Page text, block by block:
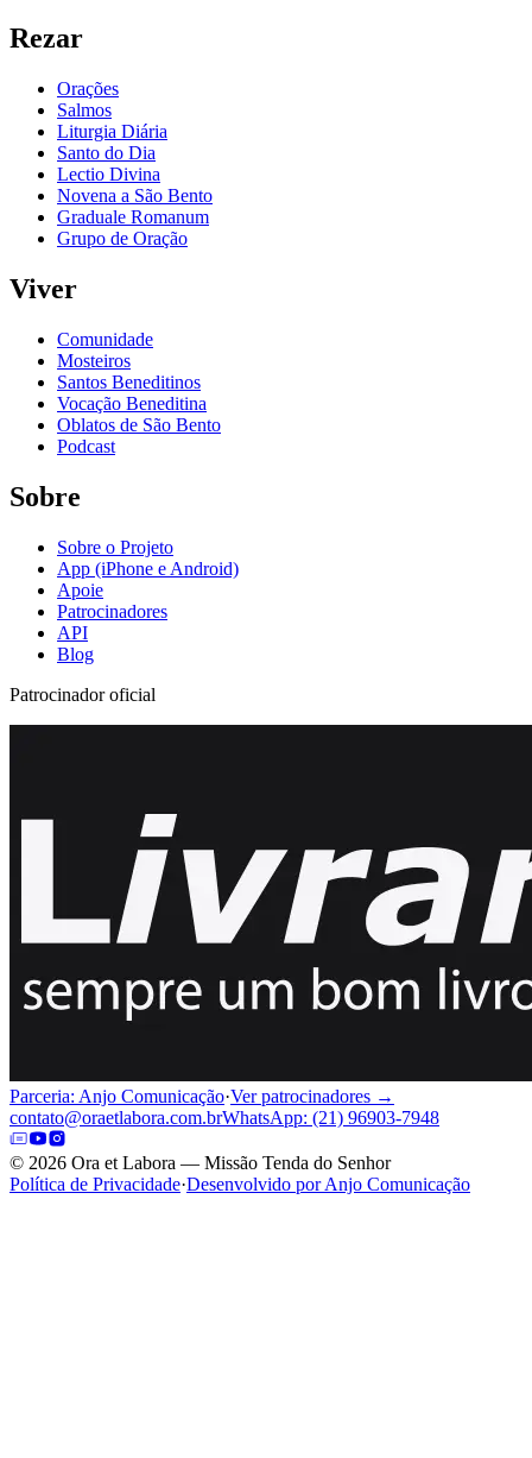
Rezar
Orações
Salmos
Liturgia Diária
Santo do Dia
Lectio Divina
Novena a São Bento
Graduale Romanum
Grupo de Oração
Viver
Comunidade
Mosteiros
Santos Beneditinos
Vocação Beneditina
Oblatos de São Bento
Podcast
Sobre
Sobre o Projeto
App (iPhone e Android)
Apoie
Patrocinadores
API
Blog
Patrocinador oficial
Parceria: Anjo Comunicação·Ver patrocinadores →
contato@oraetlabora.com.brWhatsApp: (21) 96903-7948
© 2026 Ora et Labora — Missão Tenda do Senhor
Política de Privacidade·Desenvolvido por Anjo Comunicação